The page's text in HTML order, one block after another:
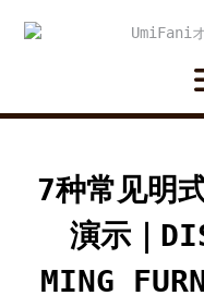
7种常见明
演示｜
MING